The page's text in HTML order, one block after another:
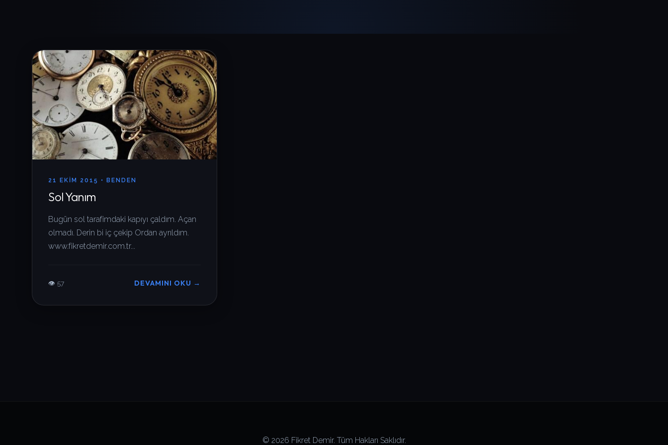
21 EKIM 2015 • BENDEN
Sol Yanım
Bugün sol tarafimdaki kapıyı çaldım. Açan
olmadı. Derin bi iç çekip Ordan ayrıldım.
www.fikretdemir.com.tr...
👁 57 DEVAMINI OKU →
© 2026 Fikret Demir. Tüm Hakları Saklıdır.